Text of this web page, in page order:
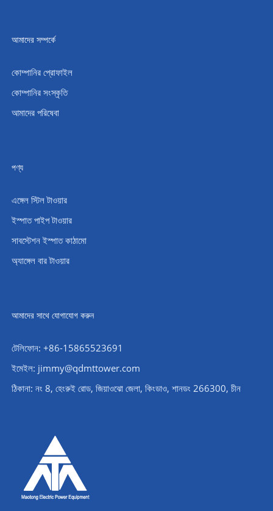
আমাদের সম্পর্কে
কোম্পানির প্রোফাইল
কোম্পানির সংস্কৃতি
আমাদের পরিষেবা
পণ্য
এঙ্গেল স্টিল টাওয়ার
ইস্পাত পাইপ টাওয়ার
সাবস্টেশন ইস্পাত কাঠামো
অ্যাঙ্গেল বার টাওয়ার
আমাদের সাথে যোগাযোগ করুন
টেলিফোন: +86-15865523691
ইমেইল: jimmy@qdmttower.com
ঠিকানা: নং 8, হেংরুই রোড, জিয়াওঝো জেলা, কিংডাও, শানডং 266300, চীন